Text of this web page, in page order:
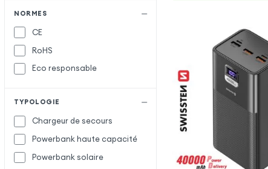
NORMES
CE
RoHS
Eco responsable
TYPOLOGIE
Chargeur de secours
Powerbank haute capacité
Powerbank solaire